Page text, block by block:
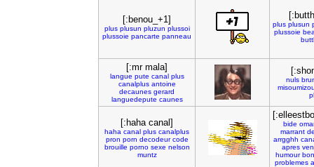
[:benou_+1]
plus plusun pluzun plussoi
plussoie pancarte panneau
plus plusun
plussoie
[:mr mala]
langue pute canal plus
canalplus antoine
decaunes gerard
languedepute caunes
nuls
[:haha canal]
haha canal plus canalplus
pron porn decodeur code
brouille porno sexe nelson
muntz
bide
marrant
arrgghh
apres
humour
problemes